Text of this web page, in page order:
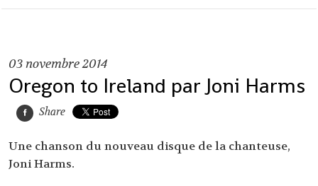
03novembre 2014
Oregon to Ireland par Joni Harms
Share
Une chanson du nouveau disque de la chanteuse,
Joni Harms.